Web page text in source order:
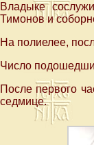
Владыке
Тимонов и
На полиелее,
Число
После первого
седмице.